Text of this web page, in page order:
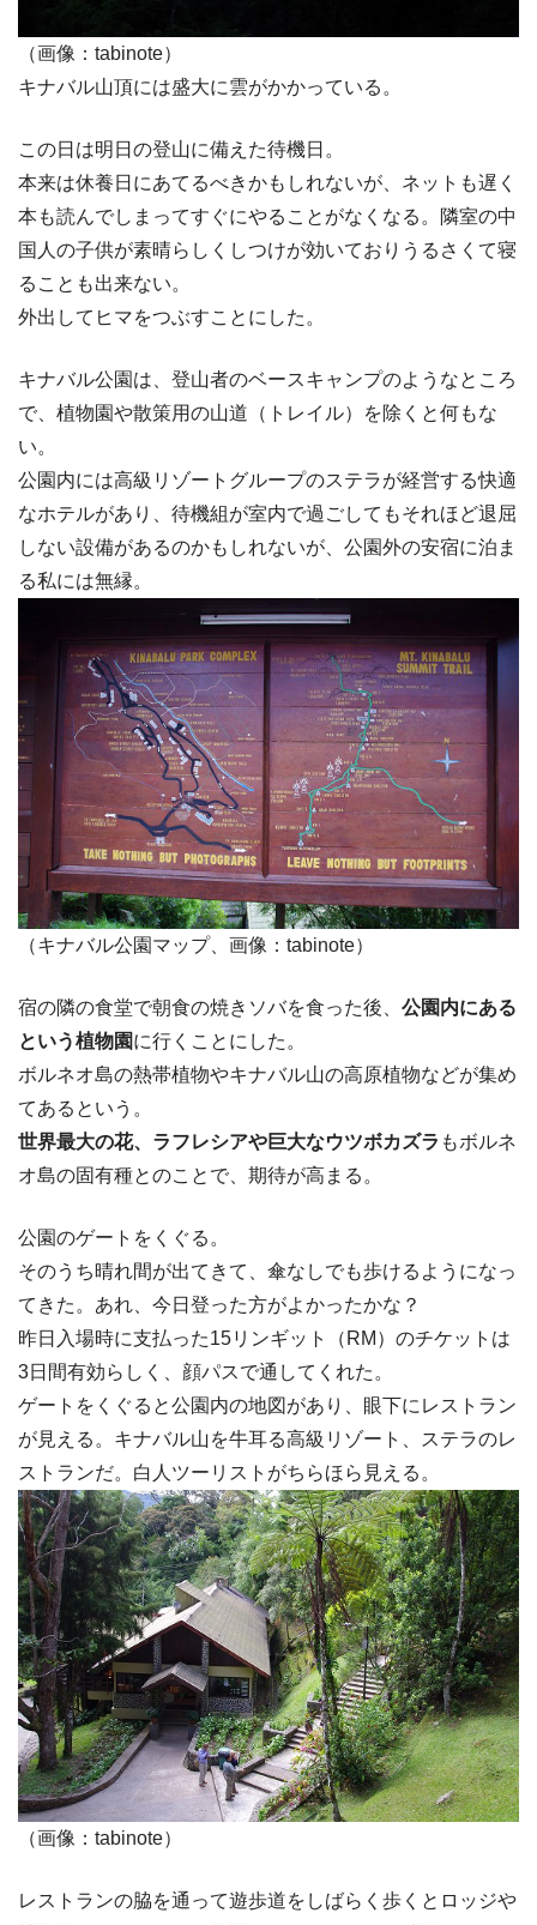
（画像：tabinote）
キナバル山頂には盛大に雲がかかっている。
この日は明日の登山に備えた待機日。
本来は休養日にあてるべきかもしれないが、ネットも遅く
本も読んでしまってすぐにやることがなくなる。隣室の中
国人の子供が素晴らしくしつけが効いておりうるさくて寝
ることも出来ない。
外出してヒマをつぶすことにした。
キナバル公園は、登山者のベースキャンプのようなところ
で、植物園や散策用の山道（トレイル）を除くと何もな
い。
公園内には高級リゾートグループのステラが経営する快適
なホテルがあり、待機組が室内で過ごしてもそれほど退屈
しない設備があるのかもしれないが、公園外の安宿に泊ま
る私には無縁。
（キナバル公園マップ、画像：tabinote）
宿の隣の食堂で朝食の焼きソバを食った後、 公園内にある
という植物園に行くことにした。
ボルネオ島の熱帯植物やキナバル山の高原植物などが集め
てあるという。
世界最大の花、ラフレシアや巨大なウツボカズラ もボルネ
オ島の固有種とのことで、期待が高まる。
公園のゲートをくぐる。
そのうち晴れ間が出てきて、傘なしでも歩けるようになっ
てきた。あれ、今日登った方がよかったかな？
昨日入場時に支払った15リンギット（RM）のチケットは
3日間有効らしく、顔パスで通してくれた。
ゲートをくぐると公園内の地図があり、眼下にレストラン
が見える。キナバル山を牛耳る高級リゾート、ステラのレ
ストランだ。白人ツーリストがちらほら見える。
（画像：tabinote）
レストランの脇を通って遊歩道をしばらく歩くとロッジや